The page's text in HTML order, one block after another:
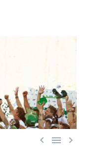
  